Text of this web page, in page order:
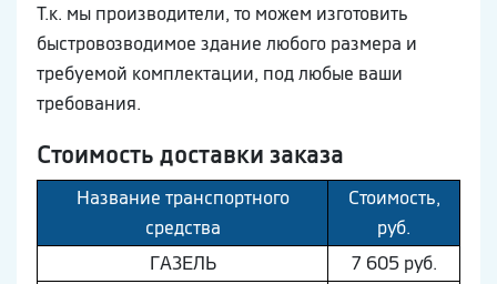
Т.к. мы производители, то можем изготовить
быстровозводимое здание любого размера и
требуемой комплектации, под любые ваши
требования.
Стоимость доставки заказа
Название транспортного
средства
Стоимость,
руб.
ГAЗEЛЬ
7 605 руб.